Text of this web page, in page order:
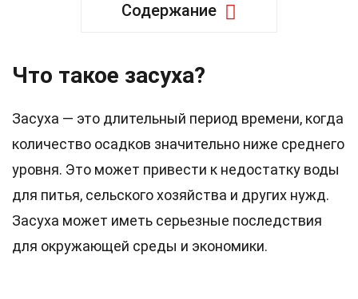
Содержание
Что такое засуха?
Засуха — это длительный период времени, когда
количество осадков значительно ниже среднего
уровня. Это может привести к недостатку воды
для питья, сельского хозяйства и других нужд.
Засуха может иметь серьезные последствия
для окружающей среды и экономики.